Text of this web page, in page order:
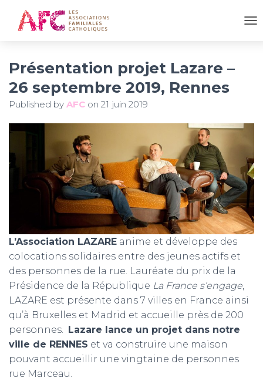
Présentation projet Lazare –
26 septembre 2019, Rennes
Published by AFC on 21 juin 2019
L’Association LAZARE anime et développe des
colocations solidaires entre des jeunes actifs et
des personnes de la rue. Lauréate du prix de la
Présidence de la République La France s’engage,
LAZARE est présente dans 7 villes en France ainsi
qu’à Bruxelles et Madrid et accueille près de 200
personnes.
Lazare lance un projet dans notre
ville de RENNES et va construire une maison
pouvant accueillir une vingtaine de personnes
rue Marceau.